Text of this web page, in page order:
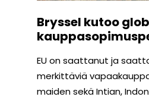
Bryssel kutoo
EU on saattanut ja
merkittäviä
maiden sekä Intian,